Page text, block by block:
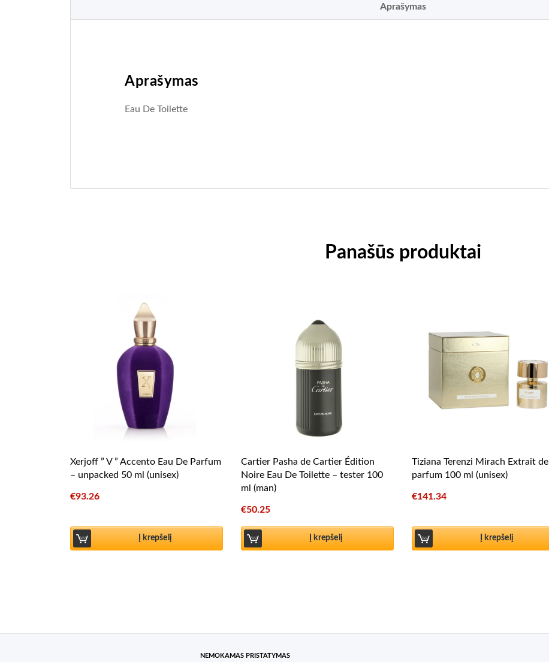
Aprašymas
Aprašymas
Eau De Toilette
Panašūs produktai
Xerjoff ” V ” Accento Eau De Parfum
– unpacked 50 ml (unisex)
€93.26
Į krepšelį
Cartier Pasha de Cartier Édition
Noire Eau De Toilette – tester 100
ml (man)
€50.25
Į krepšelį
Tiziana Terenzi Mirach Extrait de
parfum 100 ml (unisex)
€141.34
Į krepšelį
NEMOKAMAS PRISTATYMAS